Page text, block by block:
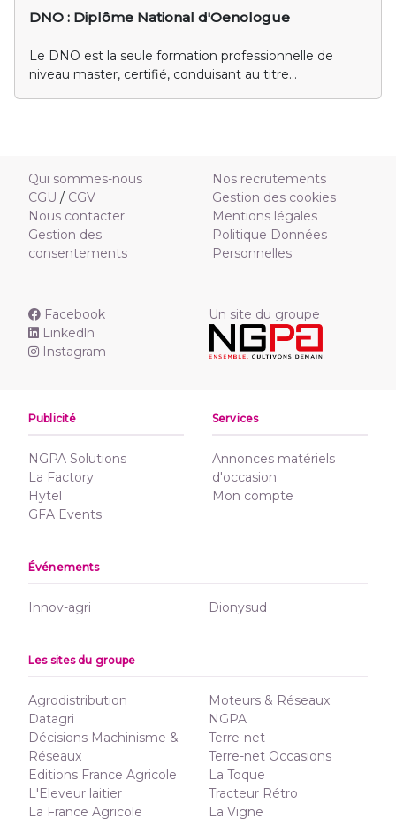
DNO : Diplôme National d'Oenologue
Le DNO est la seule formation professionnelle de
niveau master, certifié, conduisant au titre
viti-vinicole, Institutions, laboratoires œnologiques,
centres techniques, Responsable technique pour
matériel et produits oenologiques… Depuis 2013 la
formation de DNO à Toulouse peut aussi se faire sous
contrat d'apprentissage en alternance.
Qui sommes-nous
CGU / CGV
Nous contacter
Gestion des
consentements
Nos recrutements
Gestion des cookies
Mentions légales
Politique Données
Personnelles
Facebook
Linkedln
Instagram
Un site du groupe
Publicité
NGPA Solutions
La Factory
Hytel
GFA Events
Services
Annonces matériels
d'occasion
Mon compte
Événements
Innov-agri Dionysud
Les sites du groupe
Agrodistribution
Datagri
Décisions Machinisme &
Réseaux
Editions France Agricole
L'Eleveur laitier
La France Agricole
Moteurs & Réseaux
NGPA
Terre-net
Terre-net Occasions
La Toque
Tracteur Rétro
La Vigne